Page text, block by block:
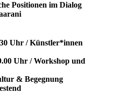
Positionen im Dialog
Uhr / Künstler*innen
Uhr / Workshop und
& Begegnung